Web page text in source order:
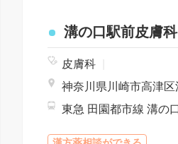
溝の口駅前皮膚科
皮膚科